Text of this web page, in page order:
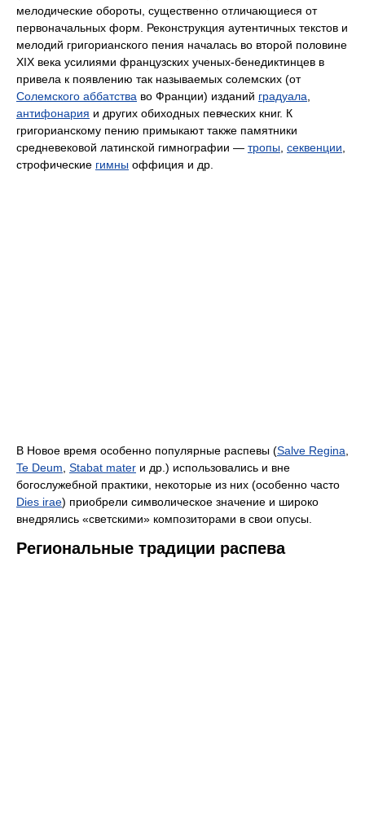
мелодические обороты, существенно отличающиеся от
первоначальных форм. Реконструкция аутентичных текстов и
мелодий григорианского пения началась во второй половине
XIX века усилиями французских ученых-бенедиктинцев в
привела к появлению так называемых солемских (от
Солемского аббатства во Франции) изданий градуала
антифонария и других обиходных певческих книг. К
григорианскому пению примыкают также памятники
средневековой латинской гимнографии — тропы секвенции
строфические гимны оффиция и др.
В Новое время особенно популярные распевы (Salve Regina
Te Deum Stabat mater и др.) использовались и вне
богослужебной практики, некоторые из них (особенно часто
Dies irae) приобрели символическое значение и широко
внедрялись «светскими» композиторами в свои опусы.
Региональные традиции распева